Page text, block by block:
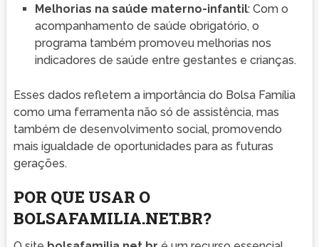
Melhorias na saúde materno-infantil: Com o
acompanhamento de saúde obrigatório, o
programa também promoveu melhorias nos
indicadores de saúde entre gestantes e crianças.
Esses dados refletem a importância do Bolsa Família
como uma ferramenta não só de assistência, mas
também de desenvolvimento social, promovendo
mais igualdade de oportunidades para as futuras
gerações.
POR QUE USAR O
BOLSAFAMILIA.NET.BR?